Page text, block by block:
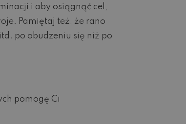
i aby osiągnąć cel,
Pamiętaj też, że rano
po obudzeniu się niż po
pomogę Ci